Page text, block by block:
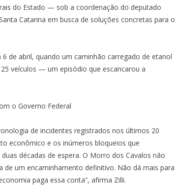
do Estado — sob a coordenação do deputado
Catarina em busca de soluções concretas para o
de abril, quando um caminhão carregado de etanol
veículos — um episódio que escancarou a
o Governo Federal
de incidentes registrados nos últimos 20
econômico e os inúmeros bloqueios que
décadas de espera. O Morro dos Cavalos não
um encaminhamento definitivo. Não dá mais para
paga essa conta”, afirma Zilli.